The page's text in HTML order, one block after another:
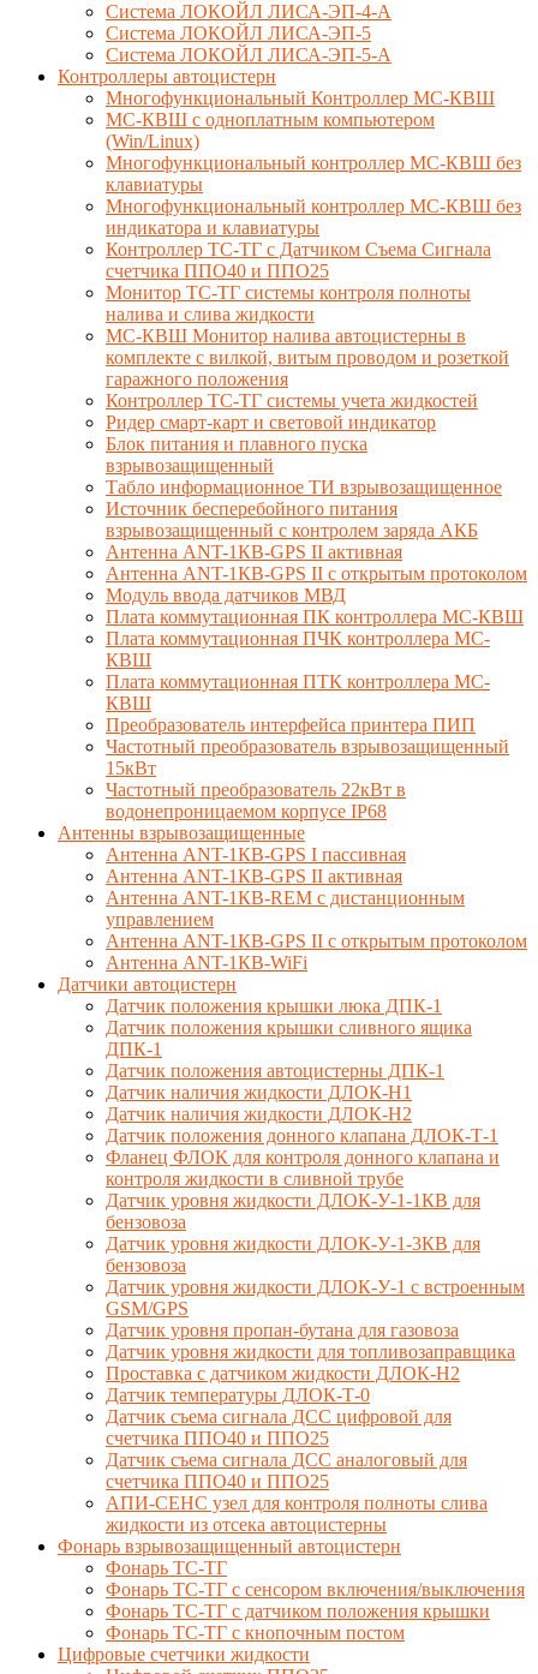
Система ЛОКОЙЛ ЛИСА-ЭП-4-А
Система ЛОКОЙЛ ЛИСА-ЭП-5
Система ЛОКОЙЛ ЛИСА-ЭП-5-А
Контроллеры автоцистерн
Многофункциональный Контроллер МС-КВШ
МС-КВШ с одноплатным компьютером
(Win/Linux)
Многофункциональный контроллер МС-КВШ без
клавиатуры
Многофункциональный контроллер МС-КВШ без
индикатора и клавиатуры
Контроллер ТС-ТГ с Датчиком Съема Сигнала
счетчика ППО40 и ППО25
Монитор ТС-ТГ системы контроля полноты
налива и слива жидкости
МС-КВШ Монитор налива автоцистерны в
комплекте с вилкой, витым проводом и розеткой
гаражного положения
Контроллер ТС-ТГ системы учета жидкостей
Ридер смарт-карт и световой индикатор
Блок питания и плавного пуска
взрывозащищенный
Табло информационное ТИ взрывозащищенное
Источник бесперебойного питания
взрывозащищенный с контролем заряда АКБ
Антенна ANT-1КВ-GPS II активная
Антенна ANT-1КВ-GPS II с открытым протоколом
Модуль ввода датчиков МВД
Плата коммутационная ПК контроллера МС-КВШ
Плата коммутационная ПЧК контроллера МС-
КВШ
Плата коммутационная ПТК контроллера МС-
КВШ
Преобразователь интерфейса принтера ПИП
Частотный преобразователь взрывозащищенный
15кВт
Частотный преобразователь 22кВт в
водонепроницаемом корпусе IP68
Антенны взрывозащищенные
Антенна ANT-1КВ-GPS I пассивная
Антенна ANT-1КВ-GPS II активная
Антенна ANT-1КВ-REM c дистанционным
управлением
Антенна ANT-1КВ-GPS II с открытым протоколом
Антенна ANT-1КВ-WiFi
Датчики автоцистерн
Датчик положения крышки люка ДПК-1
Датчик положения крышки сливного ящика
ДПК-1
Датчик положения автоцистерны ДПК-1
Датчик наличия жидкости ДЛОК-Н1
Датчик наличия жидкости ДЛОК-Н2
Датчик положения донного клапана ДЛОК-Т-1
Фланец ФЛОК для контроля донного клапана и
контроля жидкости в сливной трубе
Датчик уровня жидкости ДЛОК-У-1-1КВ для
бензовоза
Датчик уровня жидкости ДЛОК-У-1-3КВ для
бензовоза
Датчик уровня жидкости ДЛОК-У-1 с встроенным
GSM/GPS
Датчик уровня пропан-бутана для газовоза
Датчик уровня жидкости для топливозаправщика
Проставка с датчиком жидкости ДЛОК-Н2
Датчик температуры ДЛОК-Т-0
Датчик съема сигнала ДСС цифровой для
счетчика ППО40 и ППО25
Датчик съема сигнала ДСС аналоговый для
счетчика ППО40 и ППО25
АПИ-СЕНС узел для контроля полноты слива
жидкости из отсека автоцистерны
Фонарь взрывозащищенный автоцистерн
Фонарь ТС-ТГ
Фонарь ТС-ТГ с сенсором включения/выключения
Фонарь ТС-ТГ с датчиком положения крышки
Фонарь ТС-ТГ с кнопочным постом
Цифровые счетчики жидкости